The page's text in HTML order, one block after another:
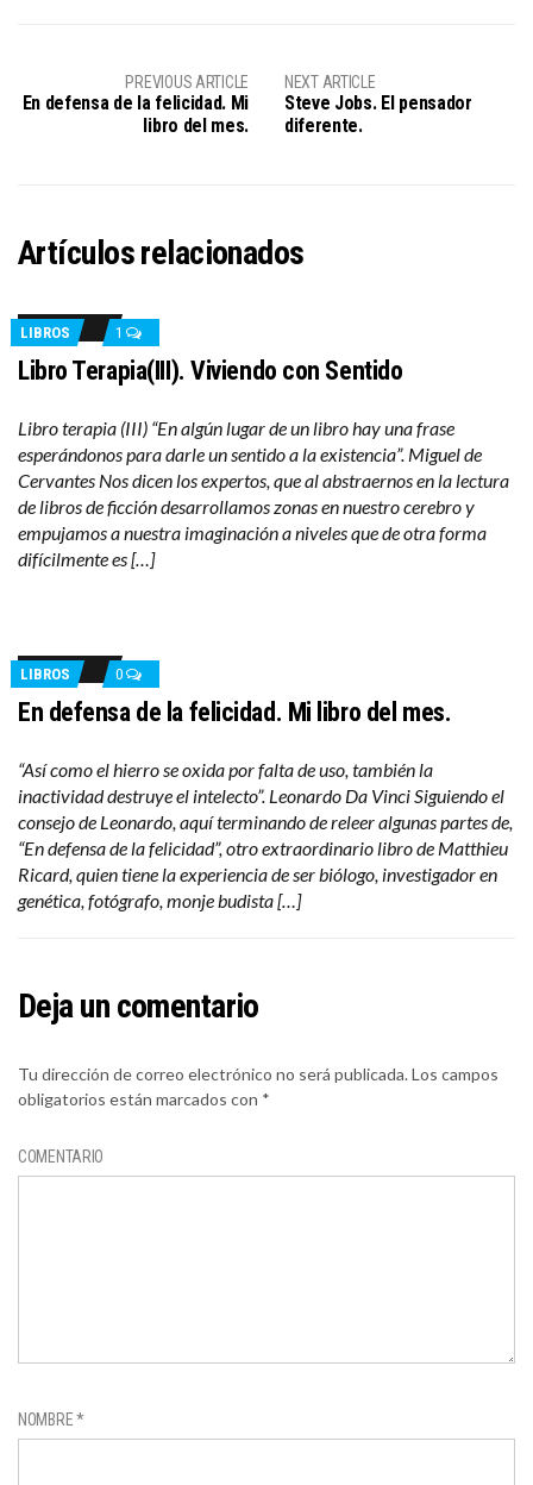
PREVIOUS ARTICLE
En defensa de la felicidad. Mi
libro del mes.
NEXT ARTICLE
Steve Jobs. El pensador
diferente.
Artículos relacionados
LIBROS 1
Libro Terapia(III). Viviendo con Sentido
Libro terapia (III) “En algún lugar de un libro hay una frase
esperándonos para darle un sentido a la existencia”. Miguel de
Cervantes Nos dicen los expertos, que al abstraernos en la lectura
de libros de ficción desarrollamos zonas en nuestro cerebro y
empujamos a nuestra imaginación a niveles que de otra forma
difícilmente es […]
LIBROS 0
En defensa de la felicidad. Mi libro del mes.
“Así como el hierro se oxida por falta de uso, también la
inactividad destruye el intelecto”. Leonardo Da Vinci Siguiendo el
consejo de Leonardo, aquí terminando de releer algunas partes de,
“En defensa de la felicidad”, otro extraordinario libro de Matthieu
Ricard, quien tiene la experiencia de ser biólogo, investigador en
genética, fotógrafo, monje budista […]
Deja un comentario
Tu dirección de correo electrónico no será publicada.Los campos
obligatorios están marcados con *
COMENTARIO
NOMBRE*